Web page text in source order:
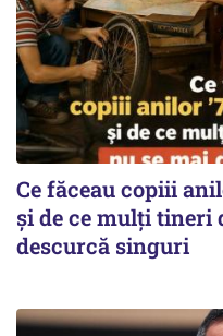
Ce făceau copiii
și de ce mulți tineri
descurcă singuri